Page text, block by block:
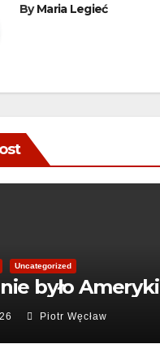
ByMaria Legieć
Uncategorized
było Ameryki
Piotr Węcław